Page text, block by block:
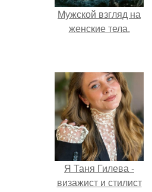
Мужской взгляд на
женские тела.
Я Таня Гилева -
визажист и стилист